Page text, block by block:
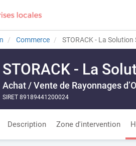
Commerce STORACK - La
STORACK - La
Achat / Vente de Rayonnages
SIRET 89189441200024
Description Zone d'intervention